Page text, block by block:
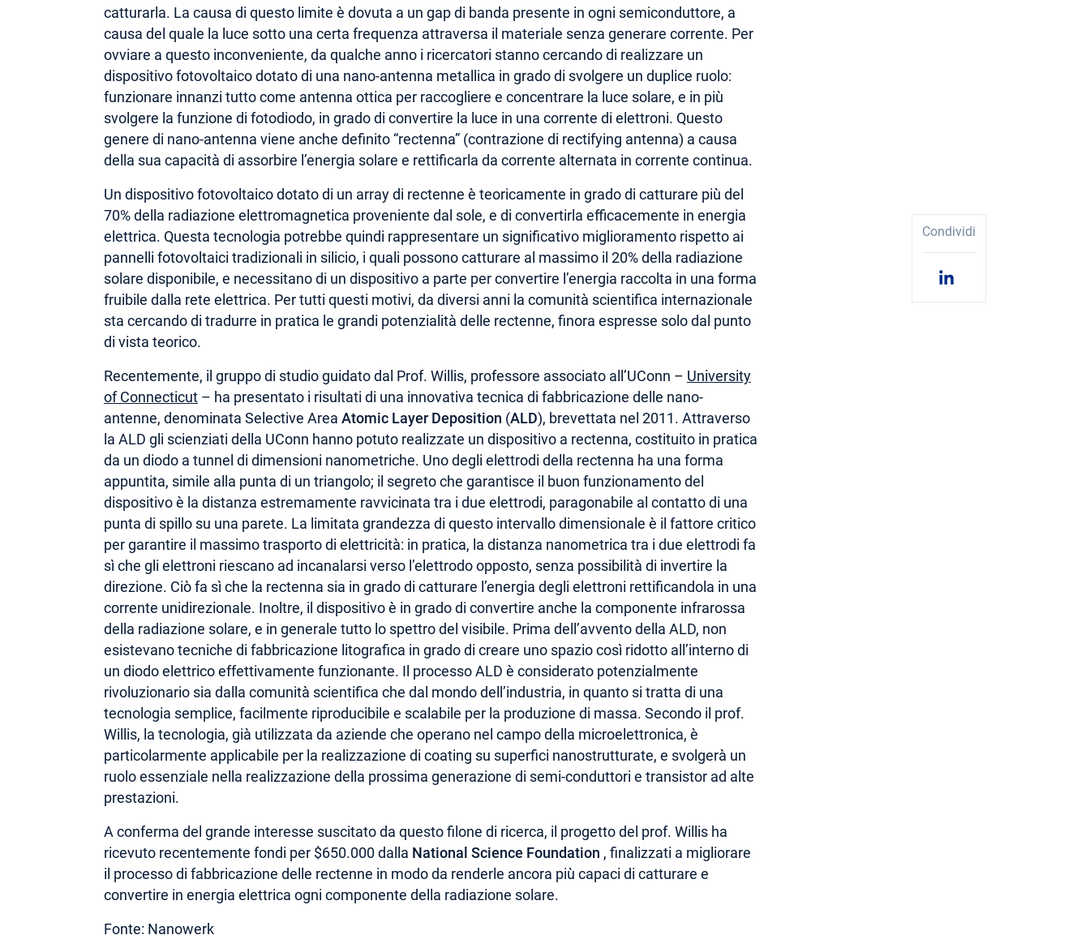
catturarla. La causa di questo limite è dovuta a un gap di banda presente in ogni semiconduttore, a
causa del quale la luce sotto una certa frequenza attraversa il materiale senza generare corrente. Per
ovviare a questo inconveniente, da qualche anno i ricercatori stanno cercando di realizzare un
dispositivo fotovoltaico dotato di una nano-antenna metallica in grado di svolgere un duplice ruolo:
funzionare innanzi tutto come antenna ottica per raccogliere e concentrare la luce solare, e in più
svolgere la funzione di fotodiodo, in grado di convertire la luce in una corrente di elettroni. Questo
genere di nano-antenna viene anche definito “rectenna” (contrazione di rectifying antenna) a causa
della sua capacità di assorbire l’energia solare e rettificarla da corrente alternata in corrente continua.
Un dispositivo fotovoltaico dotato di un array di rectenne è teoricamente in grado di catturare più del
70% della radiazione elettromagnetica proveniente dal sole, e di convertirla efficacemente in energia
elettrica. Questa tecnologia potrebbe quindi rappresentare un significativo miglioramento rispetto ai
pannelli fotovoltaici tradizionali in silicio, i quali possono catturare al massimo il 20% della radiazione
solare disponibile, e necessitano di un dispositivo a parte per convertire l’energia raccolta in una forma
fruibile dalla rete elettrica. Per tutti questi motivi, da diversi anni la comunità scientifica internazionale
sta cercando di tradurre in pratica le grandi potenzialità delle rectenne, finora espresse solo dal punto
di vista teorico.
Recentemente, il gruppo di studio guidato dal Prof. Willis, professore associato all’UConn – University
of Connecticut– ha presentato i risultati di una innovativa tecnica di fabbricazione delle nano-
antenne, denominata Selective Area Atomic Layer Deposition (ALD), brevettata nel 2011. Attraverso
la ALD gli scienziati della UConn hanno potuto realizzate un dispositivo a rectenna, costituito in pratica
da un diodo a tunnel di dimensioni nanometriche. Uno degli elettrodi della rectenna ha una forma
appuntita, simile alla punta di un triangolo; il segreto che garantisce il buon funzionamento del
dispositivo è la distanza estremamente ravvicinata tra i due elettrodi, paragonabile al contatto di una
punta di spillo su una parete. La limitata grandezza di questo intervallo dimensionale è il fattore critico
per garantire il massimo trasporto di elettricità: in pratica, la distanza nanometrica tra i due elettrodi fa
sì che gli elettroni riescano ad incanalarsi verso l’elettrodo opposto, senza possibilità di invertire la
direzione. Ciò fa sì che la rectenna sia in grado di catturare l’energia degli elettroni rettificandola in una
corrente unidirezionale. Inoltre, il dispositivo è in grado di convertire anche la componente infrarossa
della radiazione solare, e in generale tutto lo spettro del visibile. Prima dell’avvento della ALD, non
esistevano tecniche di fabbricazione litografica in grado di creare uno spazio così ridotto all’interno di
un diodo elettrico effettivamente funzionante. Il processo ALD è considerato potenzialmente
rivoluzionario sia dalla comunità scientifica che dal mondo dell’industria, in quanto si tratta di una
tecnologia semplice, facilmente riproducibile e scalabile per la produzione di massa. Secondo il prof.
Willis, la tecnologia, già utilizzata da aziende che operano nel campo della microelettronica, è
particolarmente applicabile per la realizzazione di coating su superfici nanostrutturate, e svolgerà un
ruolo essenziale nella realizzazione della prossima generazione di semi-conduttori e transistor ad alte
prestazioni.
A conferma del grande interesse suscitato da questo filone di ricerca, il progetto del prof. Willis ha
ricevuto recentemente fondi per $650.000 dalla National Science Foundation , finalizzati a migliorare
il processo di fabbricazione delle rectenne in modo da renderle ancora più capaci di catturare e
convertire in energia elettrica ogni componente della radiazione solare.
Fonte: Nanowerk
Condividi